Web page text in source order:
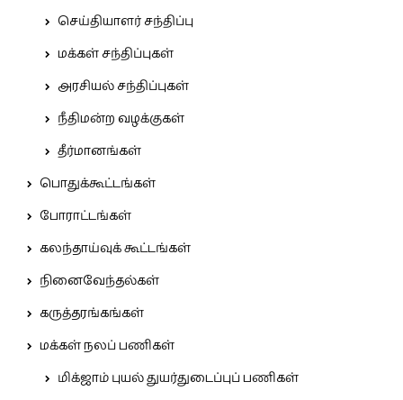
செய்தியாளர் சந்திப்பு
மக்கள் சந்திப்புகள்
அரசியல் சந்திப்புகள்
நீதிமன்ற வழக்குகள்
தீர்மானங்கள்
பொதுக்கூட்டங்கள்
போராட்டங்கள்
கலந்தாய்வுக் கூட்டங்கள்
நினைவேந்தல்கள்
கருத்தரங்கங்கள்
மக்கள் நலப் பணிகள்
மிக்ஜாம் புயல் துயர்துடைப்புப் பணிகள்